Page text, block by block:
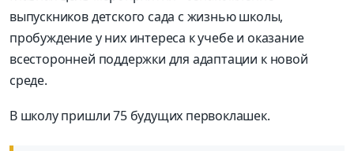
выпускников детского сада с жизнью школы,
пробуждение у них интереса к учебе и оказание
всесторонней поддержки для адаптации к новой
среде.
В школу пришли 75 будущих первоклашек.